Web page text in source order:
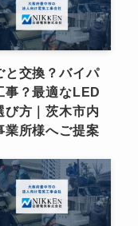
と交換？バイパ
事？最適なLED
び方｜茨木市内
業所様へご提案